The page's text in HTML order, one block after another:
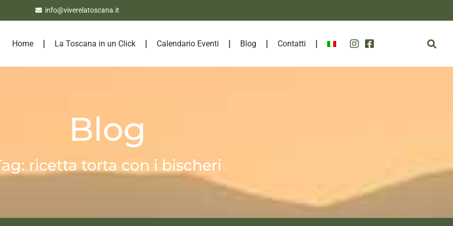
info@viverelatoscana.it
Home La Toscana in un Click Calendario Eventi Blog Contatti
Blog
ricetta torta con i bischeri